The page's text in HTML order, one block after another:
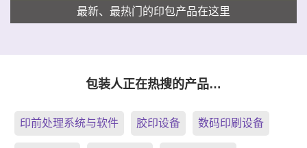
最新、最热门的印包产品在这里
包装人正在热搜的产品…
印前处理系统与软件 胶印设备 数码印刷设备